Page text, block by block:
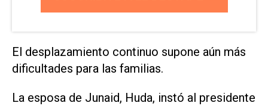
El desplazamiento continuo supone aún más
dificultades para las familias.
La esposa de Junaid, Huda, instó al presidente